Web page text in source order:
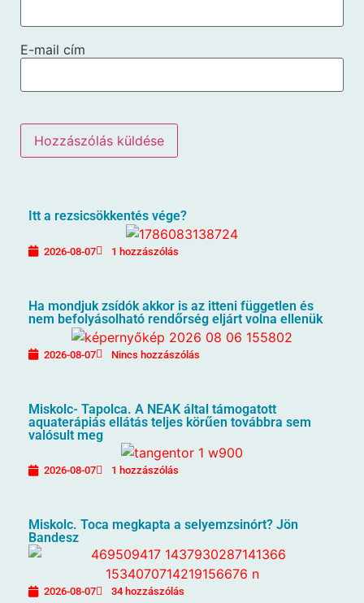
E-mail cím
Itt a rezsicsökkentés vége?
2026-08-07 1 hozzászólás
Ha mondjuk zsídók akkor is az itteni független és
nem befolyásolható rendőrség eljárt volna ellenük
2026-08-07 Nincs hozzászólás
Miskolc- Tapolca. A NEAK által támogatott
aquaterápiás ellátás teljes körűen továbbra sem
valósult meg
2026-08-07 1 hozzászólás
Miskolc. Toca megkapta a selyemzsinórt? Jön
Bandesz
2026-08-07 34 hozzászólás